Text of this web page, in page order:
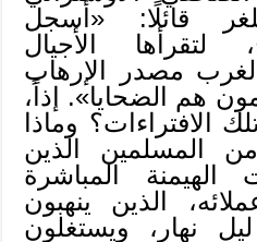
قائلًا: «أسجل
لتقرأها الأجيال
مصدر الإرهاب
هم الضحايا». إذاً،
الافتراءات؟ وماذا
المسلمين الذين
المباشرة
الذين ينهبون
نهار، ويستغلون